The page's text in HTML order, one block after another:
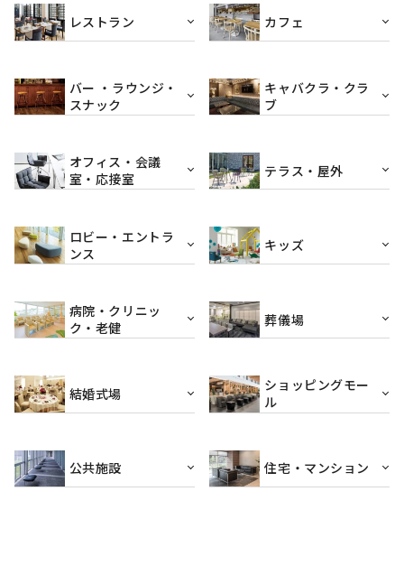
レストラン カフェ
バー ・ラウンジ・
スナック
キャバクラ・クラ
ブ
オフィス・会議
室・応接室
テラス・屋外
ロビー・エントラ
ンス
キッズ
病院・クリニッ
ク・老健
葬儀場
結婚式場
ショッピングモー
ル
公共施設 住宅・マンション